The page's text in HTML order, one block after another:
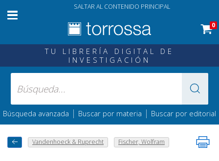
SALTAR AL CONTENIDO PRINCIPAL
0
TU LIBRERÍA DIGITAL DE
INVESTIGACIÓN
Búsqueda avanzada | Buscar por materia | Buscar por editorial
Vandenhoeck & Ruprecht Fischer, Wolfram